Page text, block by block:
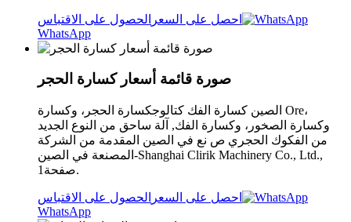
احصل على السعر الحصول على الاقتباس
WhatsApp
صورة قائمة أسعار كسارة الحجر
الصين كسارة الفك كتالوجكسارة الحجر، وكسارة Ore،
وكسارة الصخور، وكسارة الفك, آلة ساحق من النوع الجديد
من الفكوك الحجري ص نع في الصين المقدمة من الشركة
المصنعة في الصين-Shanghai Clirik Machinery Co., Ltd.,
صفحة1.
احصل على السعر الحصول على الاقتباس
WhatsApp